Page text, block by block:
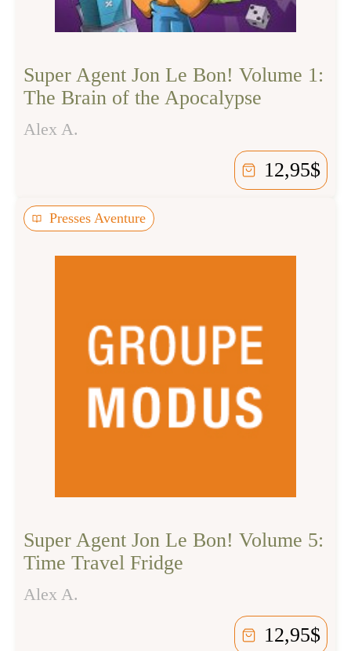
Super Agent Jon Le Bon! Volume 1:
The Brain of the Apocalypse
Alex A.
12,95$
Presses Aventure
Super Agent Jon Le Bon! Volume 5:
Time Travel Fridge
Alex A.
12,95$